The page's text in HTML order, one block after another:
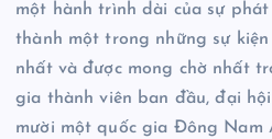
một hành trình dài của sự
thành một trong những sự
nhất và được mong chờ nhất
gia thành viên ban đầu, đại
mười một quốc gia Đông Nam